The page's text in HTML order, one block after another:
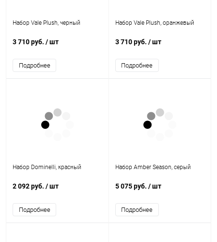
Набор Vale Plush, черный
3 710 руб. / шт
Подробнее
Набор Vale Plush, оранжевый
3 710 руб. / шт
Подробнее
Набор Dominelli, красный
2 092 руб. / шт
Подробнее
Набор Amber Season, серый
5 075 руб. / шт
Подробнее